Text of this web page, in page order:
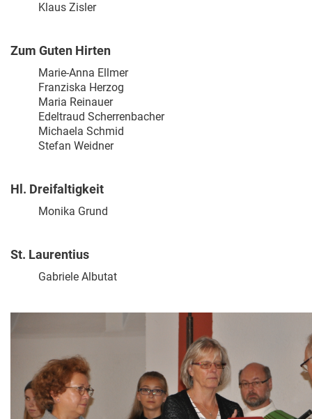
Klaus Zisler
Zum Guten Hirten
Marie-Anna Ellmer
Franziska Herzog
Maria Reinauer
Edeltraud Scherrenbacher
Michaela Schmid
Stefan Weidner
Hl. Dreifaltigkeit
Monika Grund
St. Laurentius
Gabriele Albutat